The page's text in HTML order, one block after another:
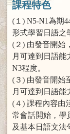
課程特色
(１) N5-N1為期
形式學習日語之
(２) 由發音開始
月可達到日語能
N3程度。
(３) 由發音開始
月可達到日語能
(４) 課程內容由
常會話開始，學
及基本日語文法